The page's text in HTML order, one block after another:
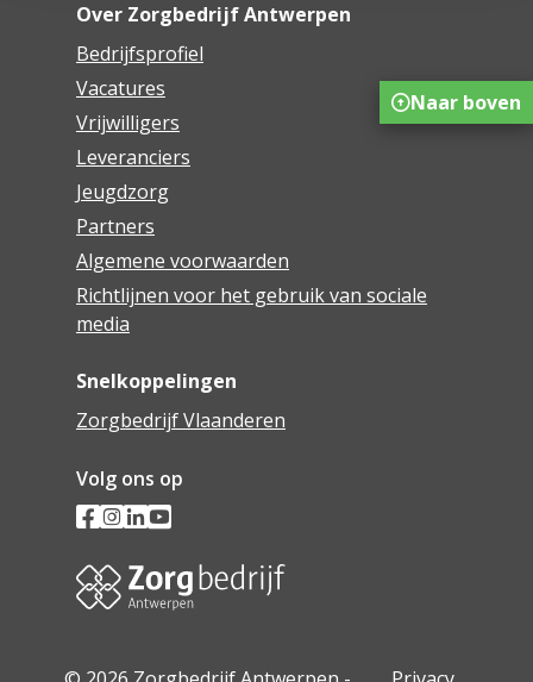
Over Zorgbedrijf Antwerpen
Bedrijfsprofiel
Vacatures
Vrijwilligers
Leveranciers
Jeugdzorg
Partners
Algemene voorwaarden
Richtlijnen voor het gebruik van sociale
media
Snelkoppelingen
Zorgbedrijf Vlaanderen
Volg ons op
Naar boven